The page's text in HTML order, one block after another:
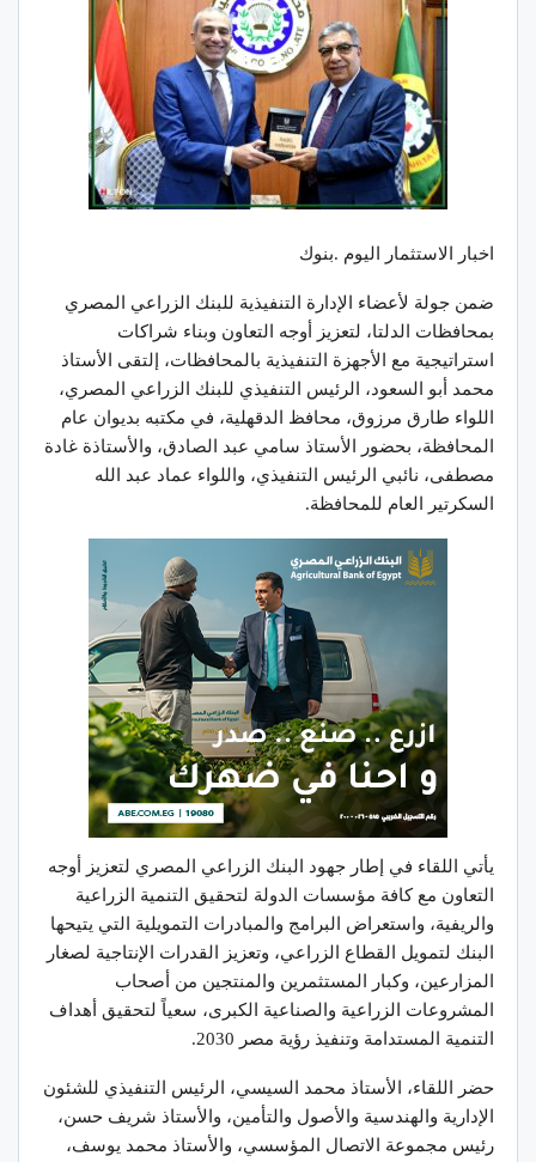
اخبار الاستثمار اليوم .بنوك
ضمن جولة لأعضاء الإدارة التنفيذية للبنك الزراعي المصري
بمحافظات الدلتا، لتعزيز أوجه التعاون وبناء شراكات
استراتيجية مع الأجهزة التنفيذية بالمحافظات، إلتقى الأستاذ
محمد أبو السعود، الرئيس التنفيذي للبنك الزراعي المصري،
اللواء طارق مرزوق، محافظ الدقهلية، في مكتبه بديوان عام
المحافظة، بحضور الأستاذ سامي عبد الصادق، والأستاذة غادة
مصطفى، نائبي الرئيس التنفيذي، واللواء عماد عبد الله
السكرتير العام للمحافظة.
يأتي اللقاء في إطار جهود البنك الزراعي المصري لتعزيز أوجه
التعاون مع كافة مؤسسات الدولة لتحقيق التنمية الزراعية
والريفية، واستعراض البرامج والمبادرات التمويلية التي يتيحها
البنك لتمويل القطاع الزراعي، وتعزيز القدرات الإنتاجية لصغار
المزارعين، وكبار المستثمرين والمنتجين من أصحاب
المشروعات الزراعية والصناعية الكبرى، سعياً لتحقيق أهداف
التنمية المستدامة وتنفيذ رؤية مصر 2030.
حضر اللقاء، الأستاذ محمد السيسي، الرئيس التنفيذي للشئون
الإدارية والهندسية والأصول والتأمين، والأستاذ شريف حسن،
رئيس مجموعة الاتصال المؤسسي، والأستاذ محمد يوسف،